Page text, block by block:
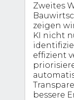
Zweites
zeigen
KI nicht
effizient
bessere